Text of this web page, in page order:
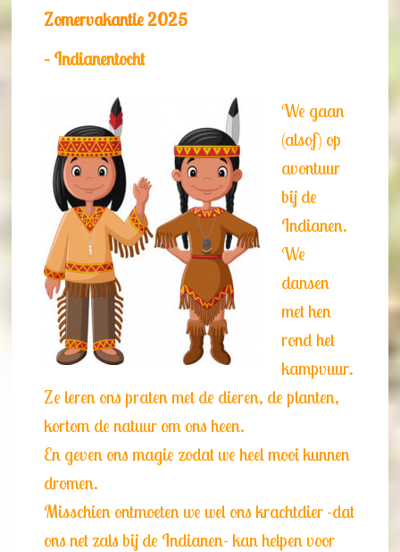
Zomervakantie 2025
– Indianentocht
We gaan
(alsof) op
avontuur
bij de
Indianen.
We
dansen
met hen
rond het
kampvuur.
Ze leren ons praten met de dieren, de planten,
kortom de natuur om ons heen.
En geven ons magie zodat we heel mooi kunnen
dromen.
Misschien ontmoeten we wel ons krachtdier -dat
ons net zals bij de Indianen- kan helpen voor